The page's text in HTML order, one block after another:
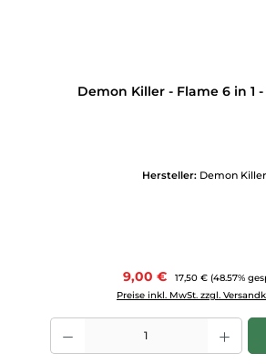
Demon Killer - Flame 6 in 1
Hersteller: Demon Killer
Verkaufspreis:
9,00 € Regulärer Preis:
17,50 € (48.57%
Preise inkl. MwSt. zzgl.
Produkt Anzahl: Gib den gewünschten